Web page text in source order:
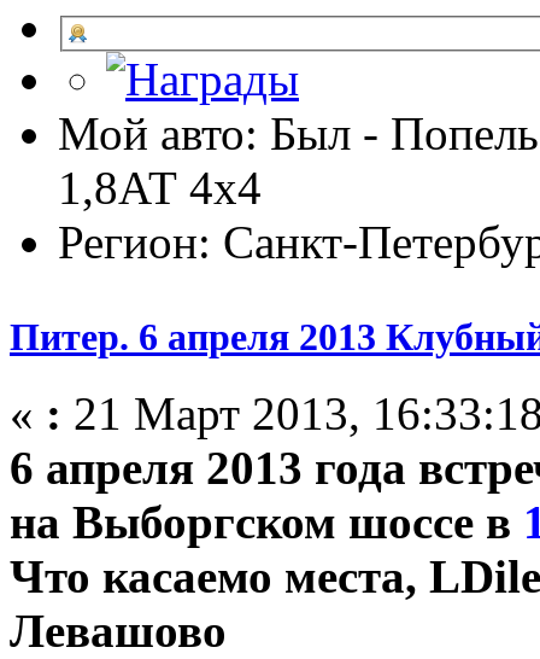
Мой авто: Был -
1,8АТ 4х4
Регион: Санкт-
Питер. 6 апреля 2013
« : 21 Март 2013,
6 апреля 2013 года
на Выборгском шоссе в
Что касаемо места,
Левашово